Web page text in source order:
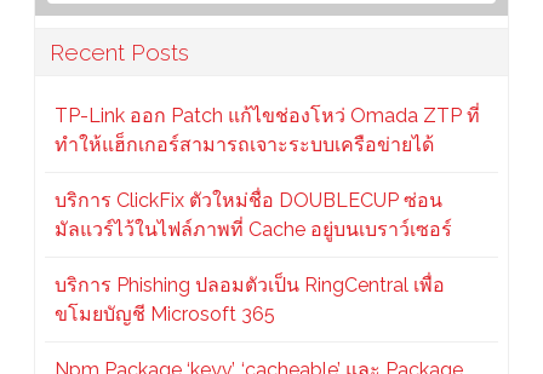
Recent Posts
TP-Link ออก Patch แก้ไขช่องโหว่ Omada ZTP ที่
ทำให้แฮ็กเกอร์สามารถเจาะระบบเครือข่ายได้
บริการ ClickFix ตัวใหม่ชื่อ DOUBLECUP ซ่อน
มัลแวร์ไว้ในไฟล์ภาพที่ Cache อยู่บนเบราว์เซอร์
บริการ Phishing ปลอมตัวเป็น RingCentral เพื่อ
ขโมยบัญชี Microsoft 365